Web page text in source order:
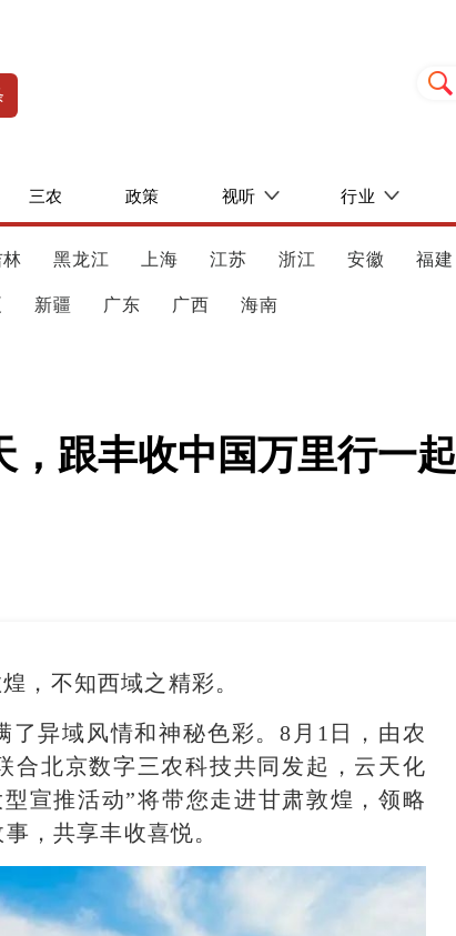
三农 政策 视听 行业
黑龙江 上海 江苏 浙江 安徽 福建
新疆 广东 广西 海南
跟丰收中国万里行一起
，不知西域之精彩。
异域风情和神秘色彩。8月1日，由农
合北京数字三农科技共同发起，云天化
宣推活动”将带您走进甘肃敦煌，领略
，共享丰收喜悦。